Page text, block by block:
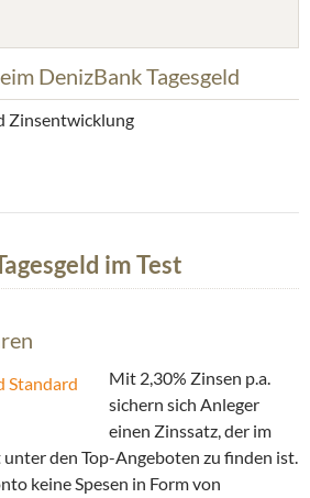
DenizBank Tagesgeld
im Test
Mit 2,30% Zinsen p.a.
sichern sich Anleger
einen Zinssatz, der im
den Top-Angeboten zu finden ist.
keine Spesen in Form von